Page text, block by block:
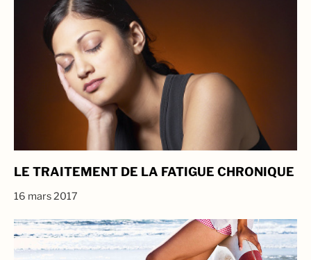
LE TRAITEMENT DE LA FATIGUE CHRONIQUE
16 mars 2017